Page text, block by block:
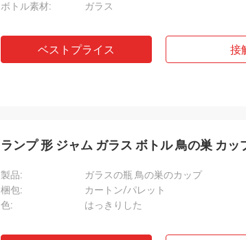
ボトル素材:
ガラス
ベストプライス 接
ランプ 形 ジャム ガラス ボトル 鳥の巣 カ
製品:
ガラスの瓶 鳥の巣のカップ
梱包:
カートン/パレット
色:
はっきりした